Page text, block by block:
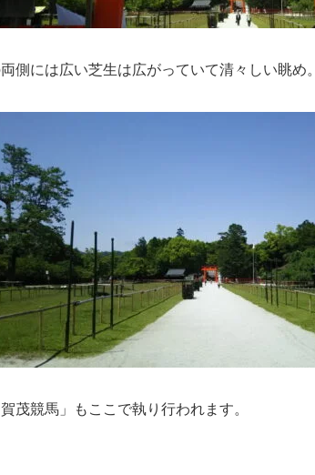
側には広い芝生は広がっていて清々しい眺め。
茂競馬」もここで執り行われます。